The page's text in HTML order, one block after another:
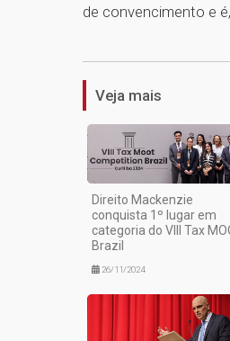
de convencimento e
Veja mais
Direito Mackenzie
conquista 1º lugar em
categoria do VIII Tax
Brazil
26/11/2024